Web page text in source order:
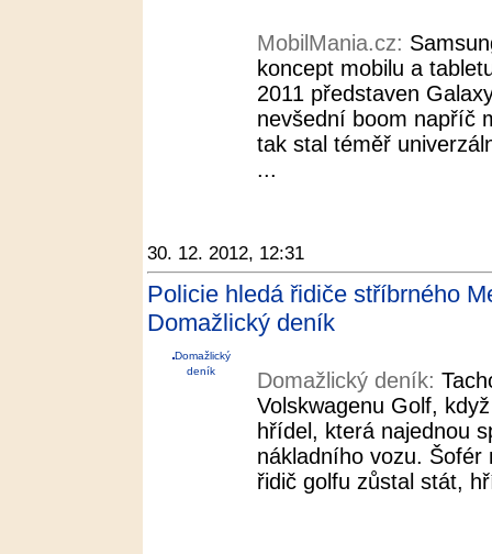
MobilMania.cz:
koncept mobilu a
2011 představen
nevšední boom napříč
tak stal téměř
...
30. 12. 2012, 12:31
Policie hledá řidiče stříbrného
Domažlický deník
Domažlický
deník
Domažlický deník:
Volskwagenu Golf,
hřídel, která najednou
nákladního vozu.
řidič golfu zůstal stát,